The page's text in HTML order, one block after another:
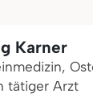
Karner
tätiger Arzt